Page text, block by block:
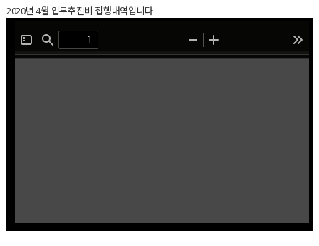
2020년 4월 업무추진비 집행내역입니다